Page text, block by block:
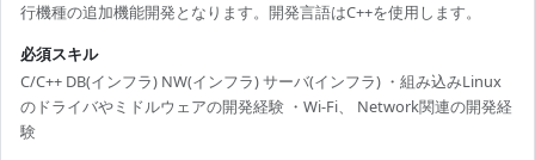
行機種の追加機能開発となります。開発言語はC++を使用します。
必須スキル
C/C++ DB(インフラ) NW(インフラ) サーバ(インフラ) ・組み込みLinux
のドライバやミドルウェアの開発経験 ・Wi-Fi、 Network関連の開発経
験